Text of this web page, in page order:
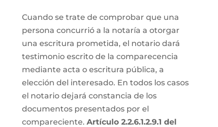
Cuando se trate de comprobar que una
persona concurrió a la notaría a otorgar
una escritura prometida, el notario dará
testimonio escrito de la comparecencia
mediante acta o escritura pública, a
elección del interesado. En todos los casos
el notario dejará constancia de los
documentos presentados por el
compareciente. Artículo 2.2.6.1.2.9.1 del